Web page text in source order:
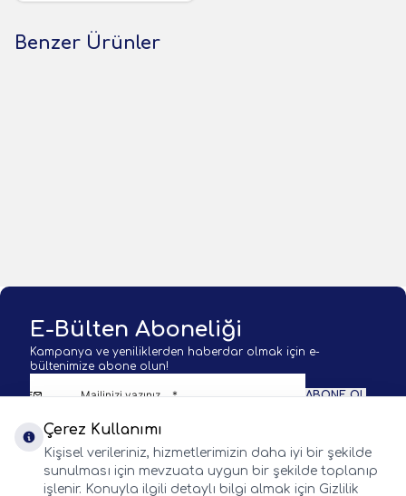
Benzer Ürünler
E-Bülten Aboneliği
Kampanya ve yeniliklerden haberdar olmak için e-
bültenimize abone olun!
ABONE OL
KVKK Sözleşmesi'ni
Çerez Kullanımı
Kişisel verileriniz, hizmetlerimizin daha iyi bir şekilde
sunulması için mevzuata uygun bir şekilde toplanıp
işlenir. Konuyla ilgili detaylı bilgi almak için Gizlilik